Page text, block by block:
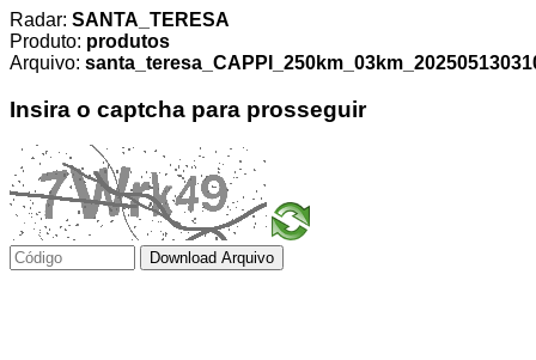
Radar: SANTA_TERESA
Produto: produtos
Arquivo:
Insira o captcha para prosseguir